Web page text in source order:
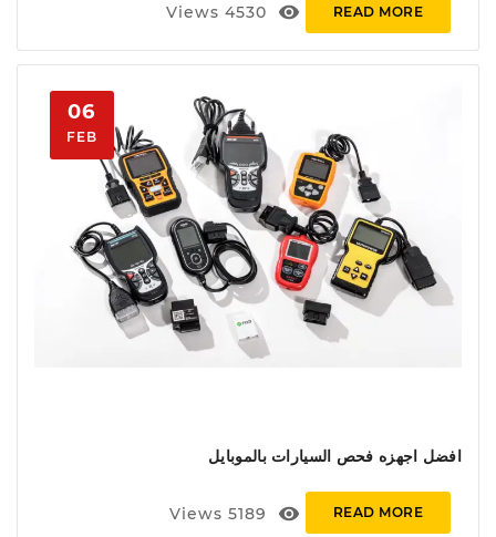
READ MORE
visibility
06
FEB
افضل اجهزه فحص السيارات بالموبايل
READ MORE
visibility